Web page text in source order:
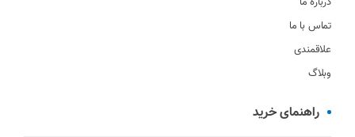
تماس با ما
علاقمندی
وبلاگ
راهنمای خرید